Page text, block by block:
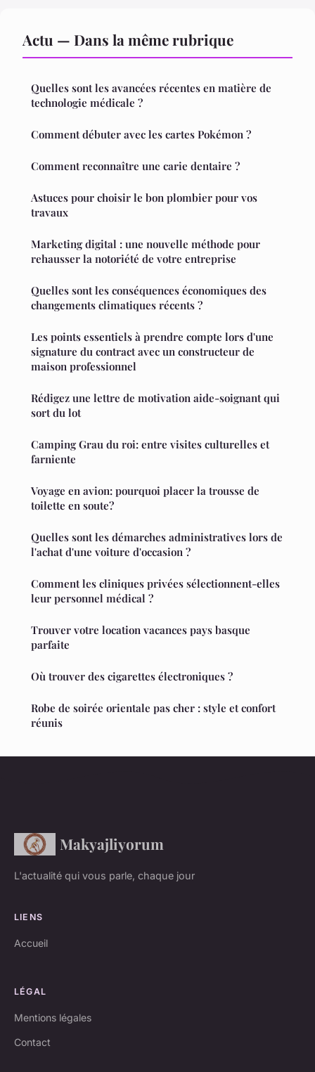
Actu — Dans la même rubrique
Quelles sont les avancées récentes en matière de
technologie médicale ?
Comment débuter avec les cartes Pokémon ?
Comment reconnaître une carie dentaire ?
Astuces pour choisir le bon plombier pour vos
travaux
Marketing digital : une nouvelle méthode pour
rehausser la notoriété de votre entreprise
Quelles sont les conséquences économiques des
changements climatiques récents ?
Les points essentiels à prendre compte lors d'une
signature du contract avec un constructeur de
maison professionnel
Rédigez une lettre de motivation aide-soignant qui
sort du lot
Camping Grau du roi: entre visites culturelles et
farniente
Voyage en avion: pourquoi placer la trousse de
toilette en soute?
Quelles sont les démarches administratives lors de
l'achat d'une voiture d'occasion ?
Comment les cliniques privées sélectionnent-elles
leur personnel médical ?
Trouver votre location vacances pays basque
parfaite
Où trouver des cigarettes électroniques ?
Robe de soirée orientale pas cher : style et confort
réunis
Makyajliyorum
L'actualité qui vous parle, chaque jour
LIENS
Accueil
LÉGAL
Mentions légales
Contact